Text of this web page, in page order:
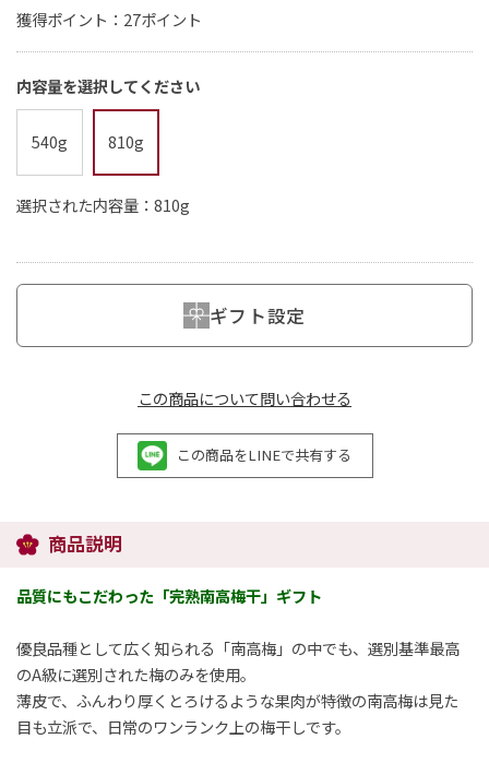
獲得ポイント： 27ポイント
ギフト設定
内容量を選択してください
540g 810g
選択された内容量：810g
この商品について問い合わせる
この商品をLINEで共有する
商品説明
品質にもこだわった「完熟南高梅干」ギフト
優良品種として広く知られる「南高梅」の中でも、選別基準最高
のA級に選別された梅のみを使用。
薄皮で、ふんわり厚くとろけるような果肉が特徴の南高梅は見た
目も立派で、日常のワンランク上の梅干しです。